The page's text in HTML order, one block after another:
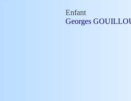
Enfant
Georges